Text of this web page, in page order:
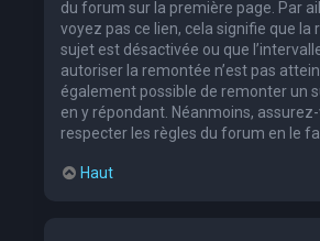
du forum sur la première page. Par
voyez pas ce lien, cela signifie que la
sujet est désactivée ou que
autoriser la remontée n’est pas
également possible de remonter un
en y répondant. Néanmoins,
respecter les règles du forum en le
Haut